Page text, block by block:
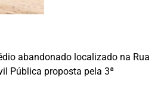
abandonado localizado na Rua
Pública proposta pela 3ª